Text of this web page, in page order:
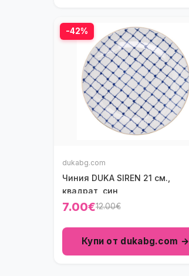
-42%
dukabg.com
Чиния DUKA SIREN 21 см.,
квадрат, син
7.00€12.00€
Купи от dukabg.com →